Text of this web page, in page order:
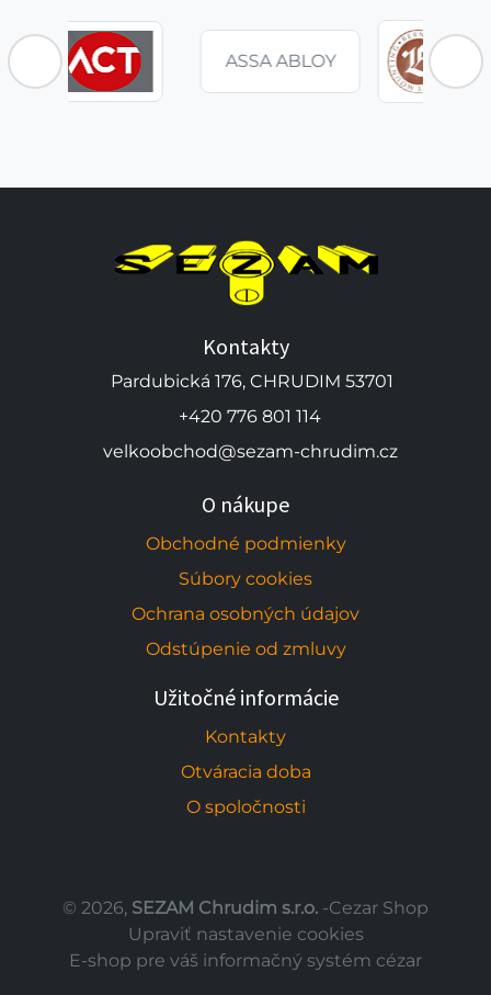
Kontakty
Pardubická 176, CHRUDIM 53701
+420 776 801 114
velkoobchod@sezam-chrudim.cz
O nákupe
Obchodné podmienky
Súbory cookies
Ochrana osobných údajov
Odstúpenie od zmluvy
Užitočné informácie
Kontakty
Otváracia doba
O spoločnosti
© 2026, SEZAM Chrudim s.r.o. -Cezar Shop
Upraviť nastavenie cookies
E-shop pre váš informačný systém cézar